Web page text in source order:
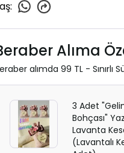
:
Alıma
alımda 99 TL - Sınırlı
3 Adet
Bohçası"
Lavanta
(Lavantalı